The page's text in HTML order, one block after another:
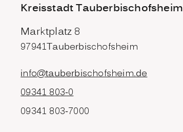
Kreisstadt Tauberbischofsheim
Marktplatz 8
97941Tauberbischofsheim
info@tauberbischofsheim.de
09341 803-0
09341 803-7000